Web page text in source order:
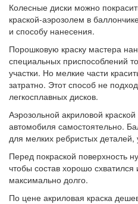
Колесные диски можно
краской-аэрозолем в
и способу нанесения.
Порошковую краску мастера
специальных приспособлений
участки. Но мелкие части
затратно. Этот способ не
легкосплавных дисков.
Аэрозольной акриловой
автомобиля самостоятельно.
для мелких ребристых
Перед покраской поверхность
чтобы состав хорошо
максимально долго.
По цене акриловая краска